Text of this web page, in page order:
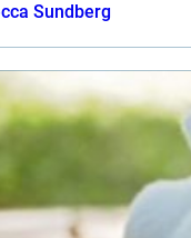
Sundberg